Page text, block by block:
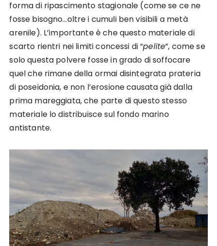
forma di ripascimento stagionale (come se ce ne
fosse bisogno…oltre i cumuli ben visibili a metà
arenile). L’importante è che questo materiale di
scarto rientri nei limiti concessi di “pelite”, come se
solo questa polvere fosse in grado di soffocare
quel che rimane della ormai disintegrata prateria
di poseidonia, e non l’erosione causata già dalla
prima mareggiata, che parte di questo stesso
materiale lo distribuisce sul fondo marino
antistante.